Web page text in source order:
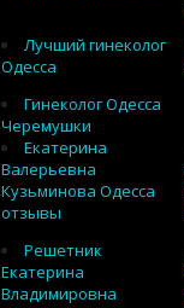
Лучший гинеколог
Одесса
Гинеколог Одесса
Черемушки
Екатерина
Валерьевна
Кузьминова Одесса
отзывы
Решетник
Екатерина
Владимировна